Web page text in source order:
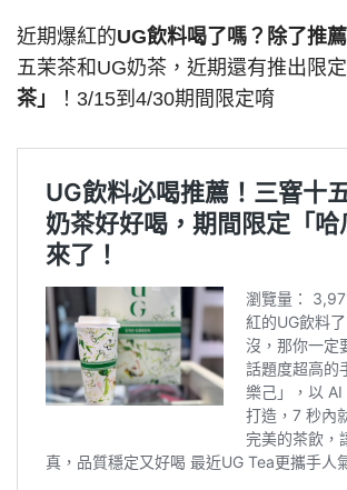
近期爆紅的UG飲料喝了嗎？除了推
五茉茶和UG奶茶，近期還有推出限定
茶」
！3/15到4/30期間限定唷